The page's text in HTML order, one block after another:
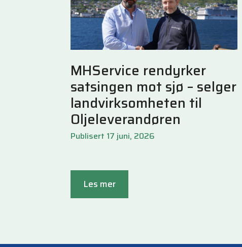
MHService rendyrker
satsingen mot sjø – selger
landvirksomheten til
Oljeleverandøren
Publisert 17 juni, 2026
Les mer